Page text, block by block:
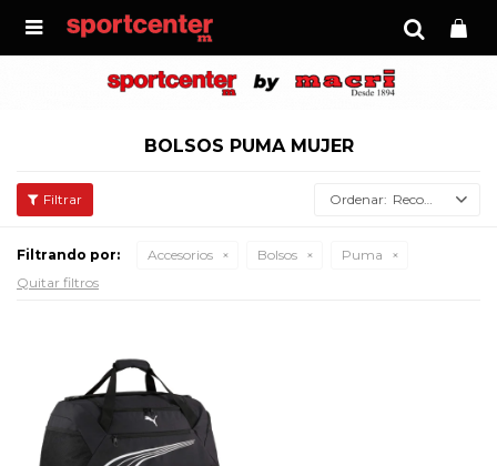

BOLSOS PUMA MUJER
Recomendados
Filtrando por: Accesorios Bolsos
Puma
Quitar filtros